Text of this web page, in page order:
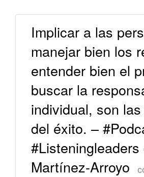
Implicar a las
manejar bien los
entender bien el
buscar la
individual, son
del éxito. –
Martínez-Arroyo